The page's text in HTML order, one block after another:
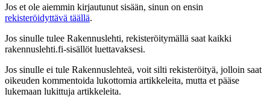
Jos et ole aiemmin kirjautunut sisään, sinun on ensin
rekisteröidyttävä täällä.
Jos sinulle tulee Rakennuslehti, rekisteröitymällä saat kaikki
rakennuslehti.fi-sisällöt luettavaksesi.
Jos sinulle ei tule Rakennuslehteä, voit silti rekisteröityä, jolloin saat
oikeuden kommentoida lukottomia artikkeleita, mutta et pääse
lukemaan lukittuja artikkeleita.